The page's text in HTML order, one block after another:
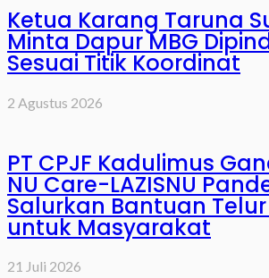
Ketua Karang Taruna
Minta Dapur MBG
Sesuai Titik Koordinat
2 Agustus 2026
PT CPJF Kadulimus
NU Care-LAZISNU
Salurkan Bantuan
untuk Masyarakat
21 Juli 2026